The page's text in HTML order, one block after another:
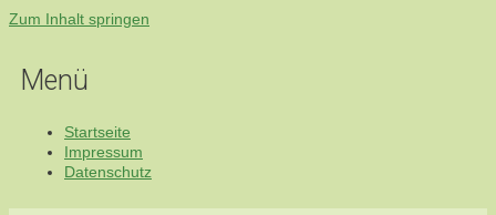
Zum Inhalt springen
Menü
Startseite
Impressum
Datenschutz